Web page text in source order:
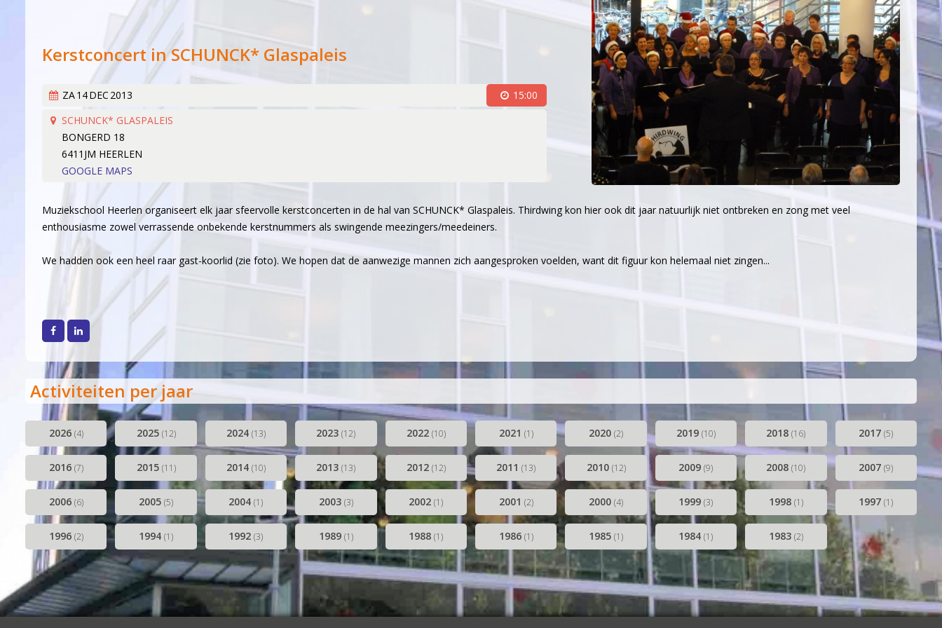
Boekingen
Geschiedenis
Geschiedenis
Hoe het begon (1981)
Werken aan kwaliteit (1994)
Verhuizing (2007)
Dirigentenwisseling en druk jaar (2009-2010)
30 jaar en springlevend (2011-2012)
'Popkoor' Thirdwing (2013)
Dubbele dirigentenwissel (2015-2016)
Kerstconcert in SCHUNCK* Glaspaleis
ZA14DEC 2013
15:00
SCHUNCK* GLASPALEIS
BONGERD 18
6411JM HEERLEN
GOOGLE MAPS
Muziekschool Heerlen organiseert elk jaar sfeervolle kerstconcerten in de hal van SCHUNCK* Glaspaleis. Thirdwing kon hier ook dit jaar natuurlijk niet ontbreken en zong met veel
enthousiasme zowel verrassende onbekende kerstnummers als swingende meezingers/meedeiners.
We hadden ook een heel raar gast-koorlid (zie foto). We hopen dat de aanwezige mannen zich aangesproken voelden, want dit figuur kon helemaal niet zingen...
Facebook
Activiteiten per jaar
2026 (4) 2025 (12) 2024 (13) 2023(12) 2022 (10) 2021 (1) 2020(2) 2019 (10) 2018(16) 2017(5)
2016 (7) 2015 (11) 2014 (10) 2013(13) 2012 (12) 2011(13) 2010 (12) 2009(9) 2008(10) 2007(9)
2006 (6) 2005(5) 2004(1) 2003 (3) 2002(1) 2001 (2) 2000(4) 1999(3) 1998 (1) 1997(1)
1996 (2) 1994(1) 1992(3) 1989 (1) 1988(1) 1986 (1) 1985(1) 1984(1) 1983 (2)